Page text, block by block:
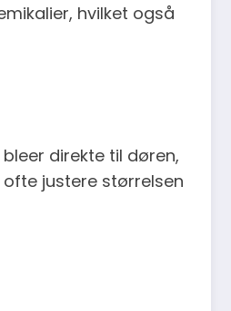
hvilket også
direkte til døren,
justere størrelsen